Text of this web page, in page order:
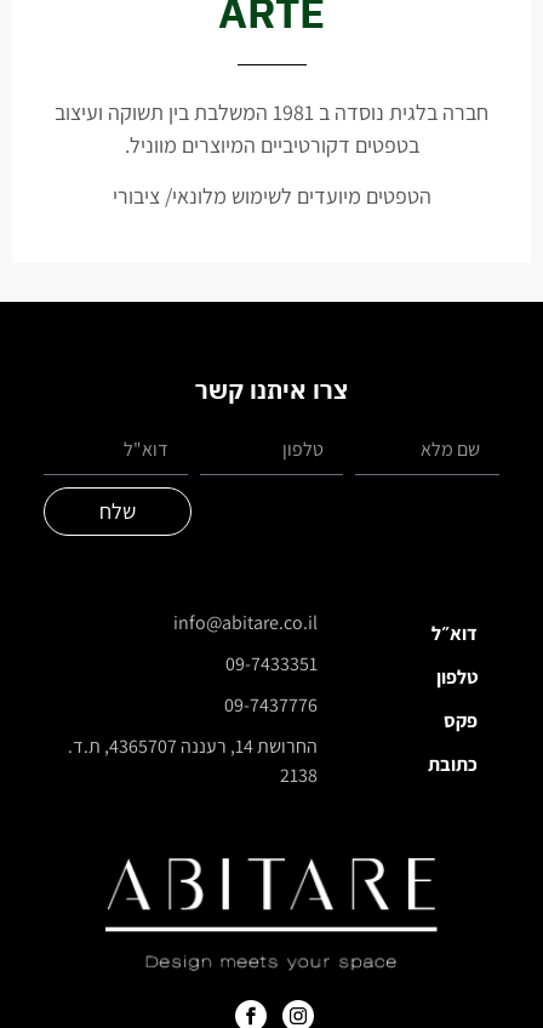
ARTE
חברה בלגית נוסדה ב 1981 המשלבת בין תשוקה ועיצוב
בטפטים דקורטיביים המיוצרים מווניל.
הטפטים מיועדים לשימוש מלונאי/ ציבורי
צרו איתנו קשר
שלח
דוא״ל
טלפון
פקס
כתובת
info@abitare.co.il
09-7433351
09-7437776
החרושת 14, רעננה 4365707, ת.ד.
2138